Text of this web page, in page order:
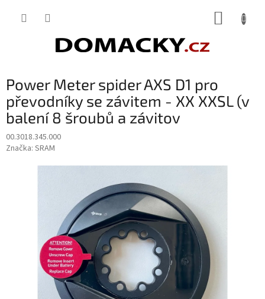
Power Meter spider AXS D1 pro
převodníky se závitem - XX XXSL (v
balení 8 šroubů a závitov
00.3018.345.000
Značka: SRAM